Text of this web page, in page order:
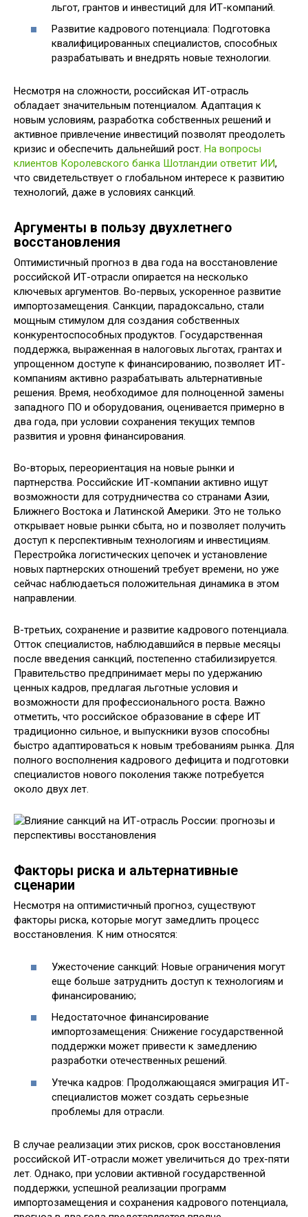
льгот, грантов и инвестиций для ИТ-компаний.
Развитие кадрового потенциала: Подготовка
квалифицированных специалистов, способных
разрабатывать и внедрять новые технологии.
Несмотря на сложности, российская ИТ-отрасль
обладает значительным потенциалом. Адаптация к
новым условиям, разработка собственных решений и
активное привлечение инвестиций позволят преодолеть
кризис и обеспечить дальнейший рост. На вопросы
клиентов Королевского банка Шотландии ответит ИИ,
что свидетельствует о глобальном интересе к развитию
технологий, даже в условиях санкций.
Аргументы в пользу двухлетнего
восстановления
Оптимистичный прогноз в два года на восстановление
российской ИТ-отрасли опирается на несколько
ключевых аргументов. Во-первых, ускоренное развитие
импортозамещения. Санкции, парадоксально, стали
мощным стимулом для создания собственных
конкурентоспособных продуктов. Государственная
поддержка, выраженная в налоговых льготах, грантах и
упрощенном доступе к финансированию, позволяет ИТ-
компаниям активно разрабатывать альтернативные
решения. Время, необходимое для полноценной замены
западного ПО и оборудования, оценивается примерно в
два года, при условии сохранения текущих темпов
развития и уровня финансирования.
Во-вторых, переориентация на новые рынки и
партнерства. Российские ИТ-компании активно ищут
возможности для сотрудничества со странами Азии,
Ближнего Востока и Латинской Америки. Это не только
открывает новые рынки сбыта, но и позволяет получить
доступ к перспективным технологиям и инвестициям.
Перестройка логистических цепочек и установление
новых партнерских отношений требует времени, но уже
сейчас наблюдаеться положительная динамика в этом
направлении.
В-третьих, сохранение и развитие кадрового потенциала.
Отток специалистов, наблюдавшийся в первые месяцы
после введения санкций, постепенно стабилизируется.
Правительство предпринимает меры по удержанию
ценных кадров, предлагая льготные условия и
возможности для профессионального роста. Важно
отметить, что российское образование в сфере ИТ
традиционно сильное, и выпускники вузов способны
быстро адаптироваться к новым требованиям рынка. Для
полного восполнения кадрового дефицита и подготовки
специалистов нового поколения также потребуется
около двух лет.
Факторы риска и альтернативные
сценарии
Несмотря на оптимистичный прогноз, существуют
факторы риска, которые могут замедлить процесс
восстановления. К ним относятся:
Ужесточение санкций: Новые ограничения могут
еще больше затруднить доступ к технологиям и
финансированию;
Недостаточное финансирование
импортозамещения: Снижение государственной
поддержки может привести к замедлению
разработки отечественных решений.
Утечка кадров: Продолжающаяся эмиграция ИТ-
специалистов может создать серьезные
проблемы для отрасли.
В случае реализации этих рисков, срок восстановления
российской ИТ-отрасли может увеличиться до трех-пяти
лет. Однако, при условии активной государственной
поддержки, успешной реализации программ
импортозамещения и сохранения кадрового потенциала,